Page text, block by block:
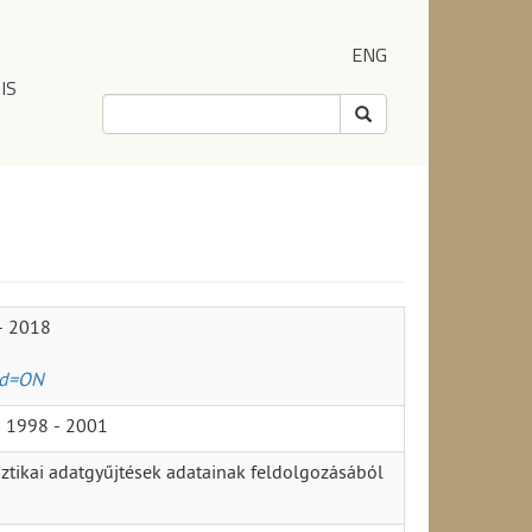
ENG
2018
1998 - 2001
adatgyűjtések adatainak feldolgozásából